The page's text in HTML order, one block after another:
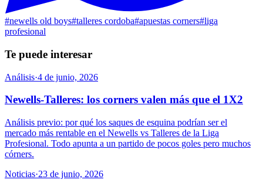
#newells old boys#talleres cordoba#apuestas corners#liga
profesional
Te puede interesar
Análisis·4 de junio, 2026
Newells-Talleres: los corners valen más que el 1X2
Análisis previo: por qué los saques de esquina podrían ser el
mercado más rentable en el Newells vs Talleres de la Liga
Profesional. Todo apunta a un partido de pocos goles pero muchos
córners.
Noticias·23 de junio, 2026